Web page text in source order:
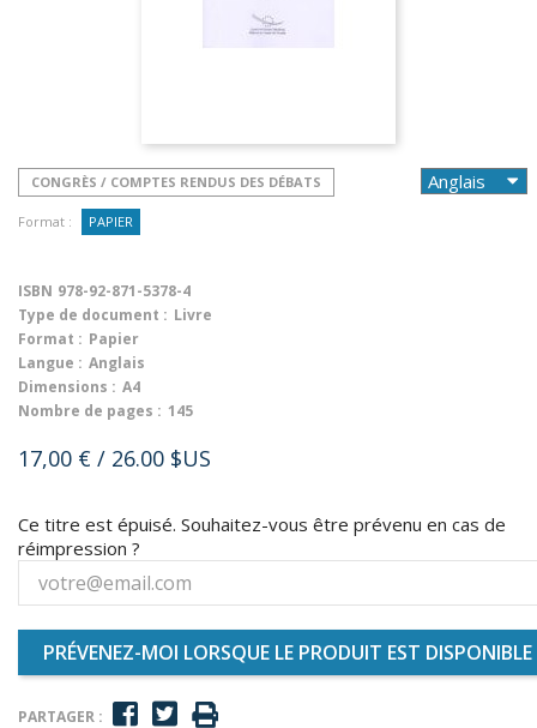
CONGRÈS / COMPTES RENDUS DES DÉBATS
Format : PAPIER
ISBN 978-92-871-5378-4
Type de document : Livre
Format : Papier
Langue : Anglais
Dimensions : A4
Nombre de pages : 145
17,00 € / 26.00 $US
Ce titre est épuisé. Souhaitez-vous être prévenu en cas de
réimpression ?
PRÉVENEZ-MOI LORSQUE LE PRODUIT EST DISPONIBLE
PARTAGER :